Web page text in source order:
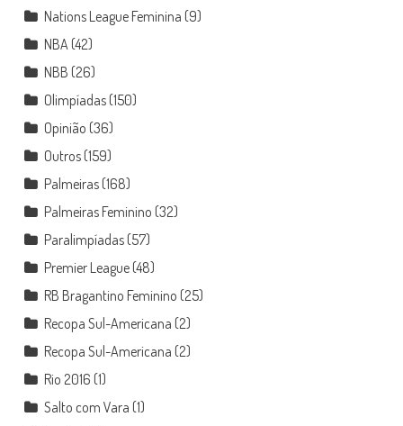
Nations League Feminina (9)
NBA(42)
NBB (26)
Olimpíadas(150)
Opinião (36)
Outros(159)
Palmeiras(168)
Palmeiras Feminino (32)
Paralimpíadas(57)
Premier League(48)
RB Bragantino Feminino (25)
Recopa Sul-Americana (2)
Recopa Sul-Americana (2)
Rio 2016 (1)
Salto com Vara (1)